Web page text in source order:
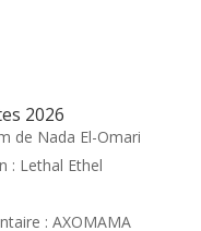
2026
de Nada El-Omari
: Lethal Ethel
: AXOMAMA